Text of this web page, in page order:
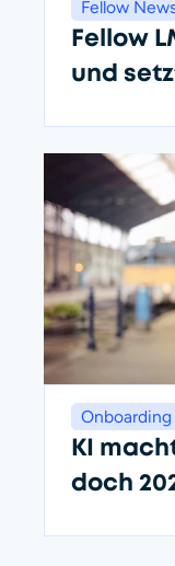
Fellow
Fellow
und
Onboarding
KI
doch